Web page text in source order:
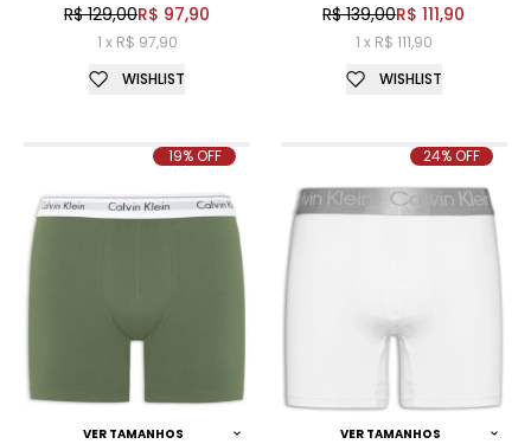
R$ 129,00R$ 97,90
1 x R$ 97,90
WISHLIST
R$ 139,00R$ 111,90
1 x R$ 111,90
WISHLIST
VER TAMANHOS
19% OFF
VER TAMANHOS
24% OFF